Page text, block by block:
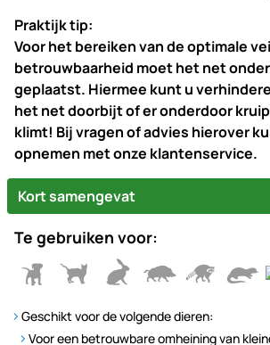
Praktijk tip:
Voor het bereiken van de optimale
betrouwbaarheid moet het net
geplaatst. Hiermee kunt u
het net doorbijt of er onderdoor
klimt! Bij vragen of advies hierover
opnemen met onze klantenservice.
Kort samengevat
Te gebruiken voor:
Geschikt voor de volgende dieren:
Voor een betrouwbare omheining van